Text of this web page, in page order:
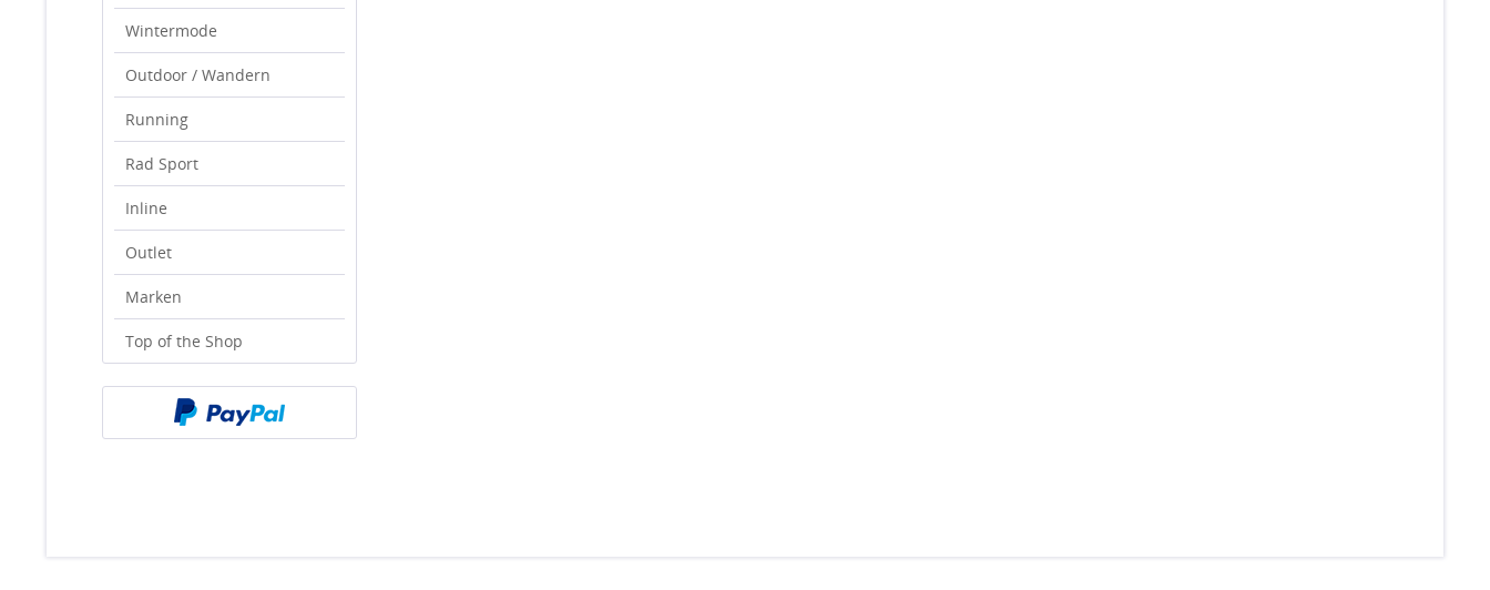
Wintermode
Outdoor / Wandern
Running
Rad Sport
Inline
Outlet
Marken
Top of the Shop